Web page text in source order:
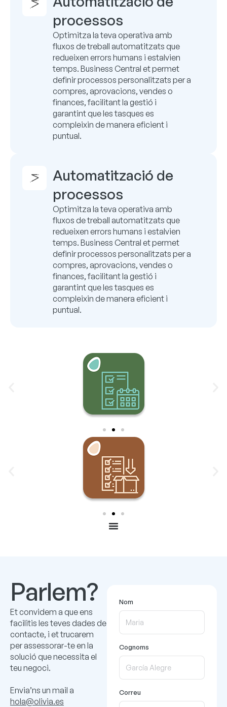
processos
Optimitza la teva operativa amb
fluxos de treball automatitzats que
redueixen errors humans i estalvien
temps. Business Central et permet
definir processos personalitzats per a
compres, aprovacions, vendes o
finances, facilitant la gestió i
garantint que les tasques es
compleixin de manera eficient i
puntual.
Automatització de
processos
Optimitza la teva operativa amb
fluxos de treball automatitzats que
redueixen errors humans i estalvien
temps. Business Central et permet
definir processos personalitzats per a
compres, aprovacions, vendes o
finances, facilitant la gestió i
garantint que les tasques es
compleixin de manera eficient i
puntual.
Parlem?
Et convidem a que ens
facilitis les teves dades de
contacte, i et trucarem
per assessorar-te en la
solució que necessita el
teu negoci.
Envia’ns un mail a
hola@olivia.es
Nom
Cognoms
Correu